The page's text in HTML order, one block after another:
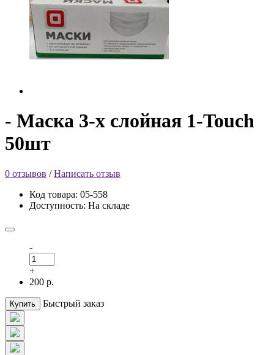
- Маска 3-х слойная 1-Touch
50шт
0 отзывов /Написать отзыв
Код товара: 05-558
Доступность: На складе
-
+
200 р.
Купить Быстрый заказ